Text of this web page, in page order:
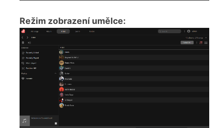
Režim zobrazení umělce: